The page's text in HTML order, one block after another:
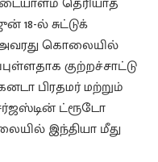
18-ல் சுட்டுக்
கொலையில்
குற்றச்சாட்டு
பிரதமர் மற்றும்
ட்ரூடோ
இந்தியா மீது